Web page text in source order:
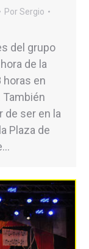
PorSergio
del grupo
de la
horas en
También
de ser en la
Plaza de